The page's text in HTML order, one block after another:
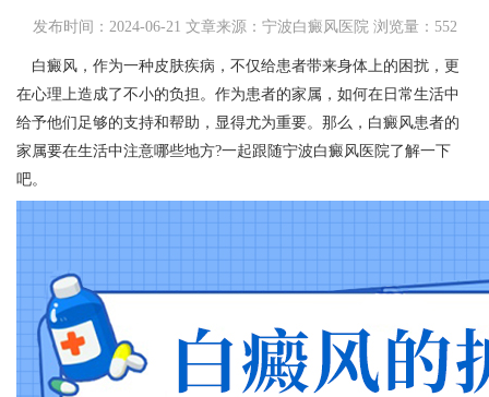
发布时间：2024-06-21 文章来源：宁波白癜风医院 浏览量：552
白癜风，作为一种皮肤疾病，不仅给患者带来身体上的困扰，更
在心理上造成了不小的负担。作为患者的家属，如何在日常生活中
给予他们足够的支持和帮助，显得尤为重要。那么，白癜风患者的
家属要在生活中注意哪些地方?一起跟随宁波白癜风医院了解一下
吧。